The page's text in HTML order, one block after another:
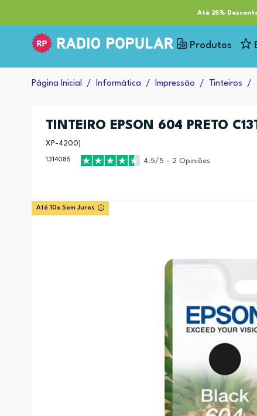
Até 25%
Serviços
Produtos
Página Inicial Informática Impressão Tinteiros
TINTEIRO EPSON 604 PRETO
XP-4200)
1314085 4.5/5 - 2 Opiniões
Até 10x Sem Juros